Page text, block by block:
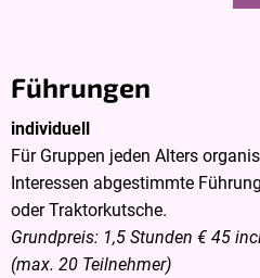
Führungen
individuell
Für Gruppen jeden Alters
Interessen abgestimmte
oder Traktorkutsche.
Grundpreis: 1,5 Stunden € 45
(max. 20 Teilnehmer)